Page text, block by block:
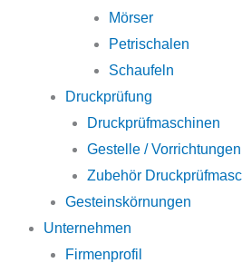
Mörser
Petrischalen
Schaufeln
Druckprüfung
Druckprüfmaschinen
Gestelle / Vorrichtungen
Zubehör
Gesteinskörnungen
Unternehmen
Firmenprofil